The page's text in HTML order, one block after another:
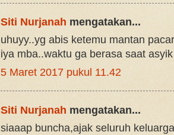
Siti Nurjanah mengatakan...
uhuyy..yg abis ketemu mantan pacar
iya mba..waktu ga berasa saat
5 Maret 2017 pukul 11.42
Siti Nurjanah mengatakan...
siaaap buncha,ajak seluruh